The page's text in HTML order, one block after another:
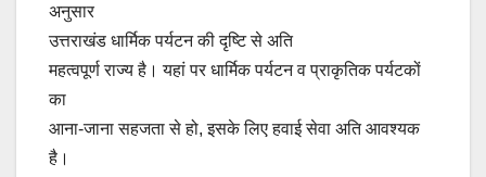
अनुसार
उत्तराखंड धार्मिक पर्यटन की दृष्टि से अति
महत्वपूर्ण राज्य है। यहां पर धार्मिक पर्यटन व प्राकृतिक पर्यटकों
का
आना-जाना सहजता से हो, इसके लिए हवाई सेवा अति आवश्यक
है।